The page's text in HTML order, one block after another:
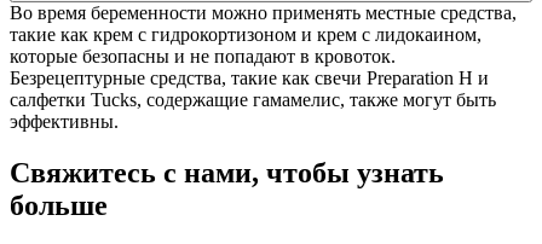
Во время беременности можно применять местные средства,
такие как крем с гидрокортизоном и крем с лидокаином,
которые безопасны и не попадают в кровоток.
Безрецептурные средства, такие как свечи Preparation H и
салфетки Tucks, содержащие гамамелис, также могут быть
эффективны.
Свяжитесь с нами, чтобы узнать
больше